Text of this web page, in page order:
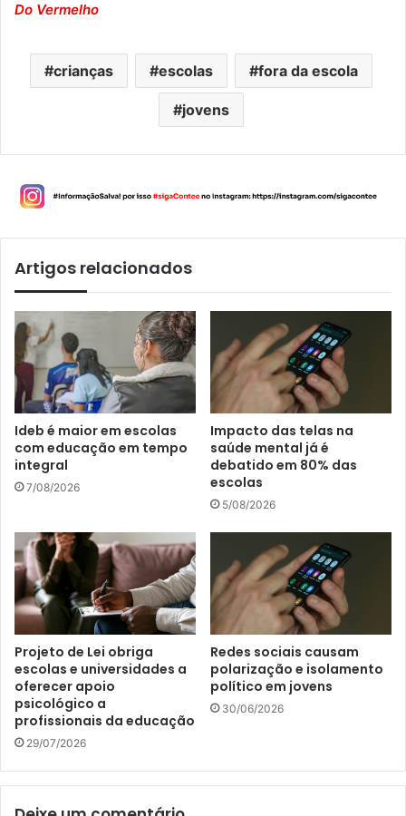
Do Vermelho
crianças escolas fora da escola
jovens
Artigos relacionados
Ideb é maior em escolas
com educação em tempo
integral
7/08/2026
Impacto das telas na
saúde mental já é
debatido em 80% das
escolas
5/08/2026
Projeto de Lei obriga
escolas e universidades a
oferecer apoio
psicológico a
profissionais da educação
29/07/2026
Redes sociais causam
polarização e isolamento
político em jovens
30/06/2026